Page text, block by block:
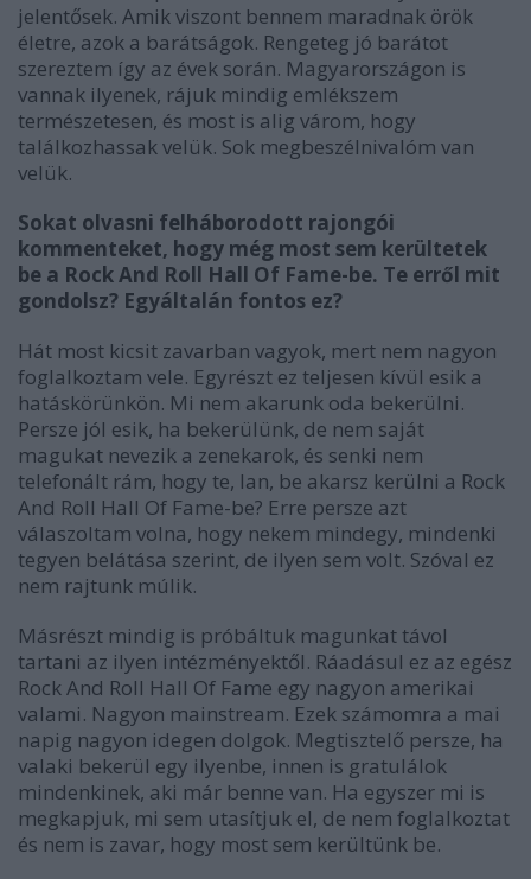
jelentősek. Amik viszont bennem maradnak örök
életre, azok a barátságok. Rengeteg jó barátot
szereztem így az évek során. Magyarországon is
vannak ilyenek, rájuk mindig emlékszem
természetesen, és most is alig várom, hogy
találkozhassak velük. Sok megbeszélnivalóm van
velük.
Sokat olvasni felháborodott rajongói
kommenteket, hogy még most sem kerültetek
be a Rock And Roll Hall Of Fame-be. Te erről mit
gondolsz? Egyáltalán fontos ez?
Hát most kicsit zavarban vagyok, mert nem nagyon
foglalkoztam vele. Egyrészt ez teljesen kívül esik a
hatáskörünkön. Mi nem akarunk oda bekerülni.
Persze jól esik, ha bekerülünk, de nem saját
magukat nevezik a zenekarok, és senki nem
telefonált rám, hogy te, Ian, be akarsz kerülni a Rock
And Roll Hall Of Fame-be? Erre persze azt
válaszoltam volna, hogy nekem mindegy, mindenki
tegyen belátása szerint, de ilyen sem volt. Szóval ez
nem rajtunk múlik.
Másrészt mindig is próbáltuk magunkat távol
tartani az ilyen intézményektől. Ráadásul ez az egész
Rock And Roll Hall Of Fame egy nagyon amerikai
valami. Nagyon mainstream. Ezek számomra a mai
napig nagyon idegen dolgok. Megtisztelő persze, ha
valaki bekerül egy ilyenbe, innen is gratulálok
mindenkinek, aki már benne van. Ha egyszer mi is
megkapjuk, mi sem utasítjuk el, de nem foglalkoztat
és nem is zavar, hogy most sem kerültünk be.